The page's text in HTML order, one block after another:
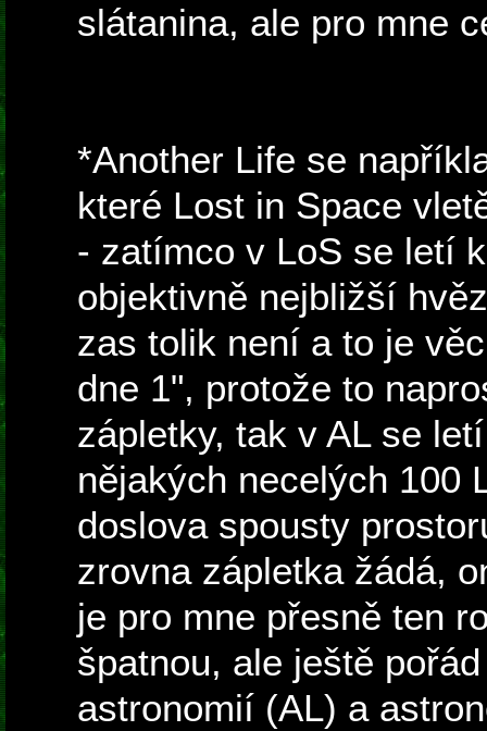
slátanina, ale pro mne
*Another Life se
které Lost in Space
- zatímco v LoS se letí
objektivně nejbližší
zas tolik není a to je
dne 1", protože to
zápletky, tak v AL se
nějakých necelých 100
doslova spousty
zrovna zápletka žádá,
je pro mne přesně ten
špatnou, ale ještě
astronomií (AL) a